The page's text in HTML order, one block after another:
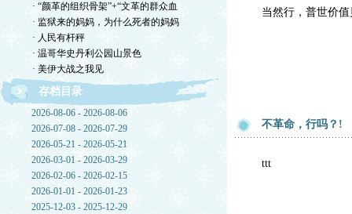
· “颜革的组织骨架”+“文革的群众血
· 监狱来的妈妈，为什么死者的妈妈
· 人民有杆秤
· 温哥华史丹利公园山景色
· 美伊大战之我见
存档目录
2026-08-06 - 2026-08-06
2026-07-08 - 2026-07-29
2026-05-21 - 2026-05-21
2026-03-01 - 2026-03-29
2026-02-06 - 2026-02-15
2026-01-01 - 2026-01-23
2025-12-03 - 2025-12-29
当然行，普世价
不革命，行吗？!
ttt